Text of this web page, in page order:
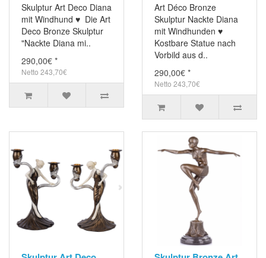
Skulptur Art Deco Diana
mit Windhund ♥ Die Art
Deco Bronze Skulptur
"Nackte Diana mi..
290,00€ *
Netto 243,70€
Art Déco Bronze
Skulptur Nackte Diana
mit Windhunden ♥
Kostbare Statue nach
Vorbild aus d..
290,00€ *
Netto 243,70€